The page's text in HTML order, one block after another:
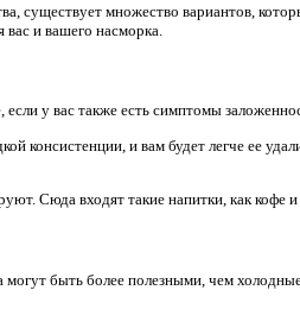
существует множество вариантов,
и вашего насморка.
у вас также есть симптомы
консистенции, и вам будет легче ее
Сюда входят такие напитки, как кофе
быть более полезными, чем